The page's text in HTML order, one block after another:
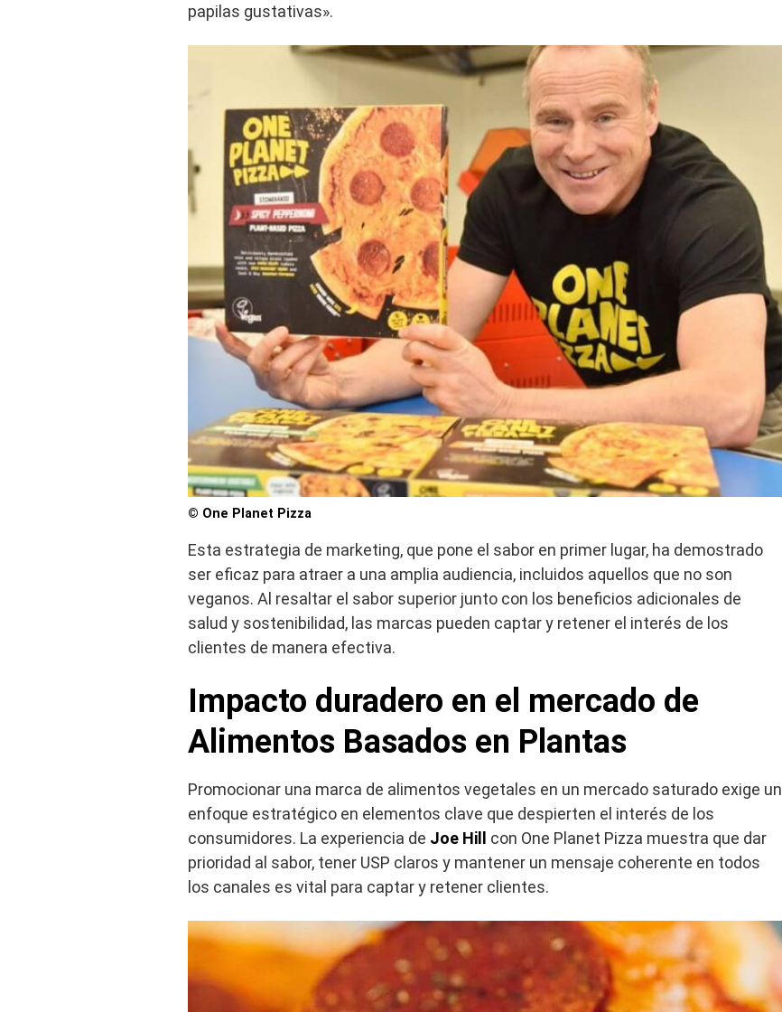
papilas gustativas».
© One Planet Pizza
Esta estrategia de marketing, que pone el sabor en primer lugar, ha demostrado
ser eficaz para atraer a una amplia audiencia, incluidos aquellos que no son
veganos. Al resaltar el sabor superior junto con los beneficios adicionales de
salud y sostenibilidad, las marcas pueden captar y retener el interés de los
clientes de manera efectiva.
Impacto duradero en el mercado de
Alimentos Basados en Plantas
Promocionar una marca de alimentos vegetales en un mercado saturado exige un
enfoque estratégico en elementos clave que despierten el interés de los
consumidores. La experiencia de Joe Hill
con One Planet Pizza muestra que dar
prioridad al sabor, tener USP claros y mantener un mensaje coherente en todos
los canales es vital para captar y retener clientes.